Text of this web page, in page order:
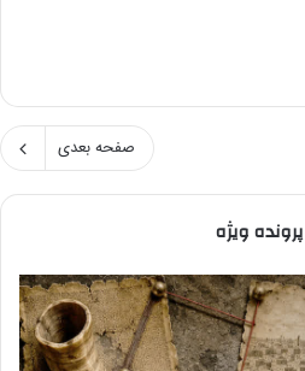
صفحه بعدی
پرونده ویژه